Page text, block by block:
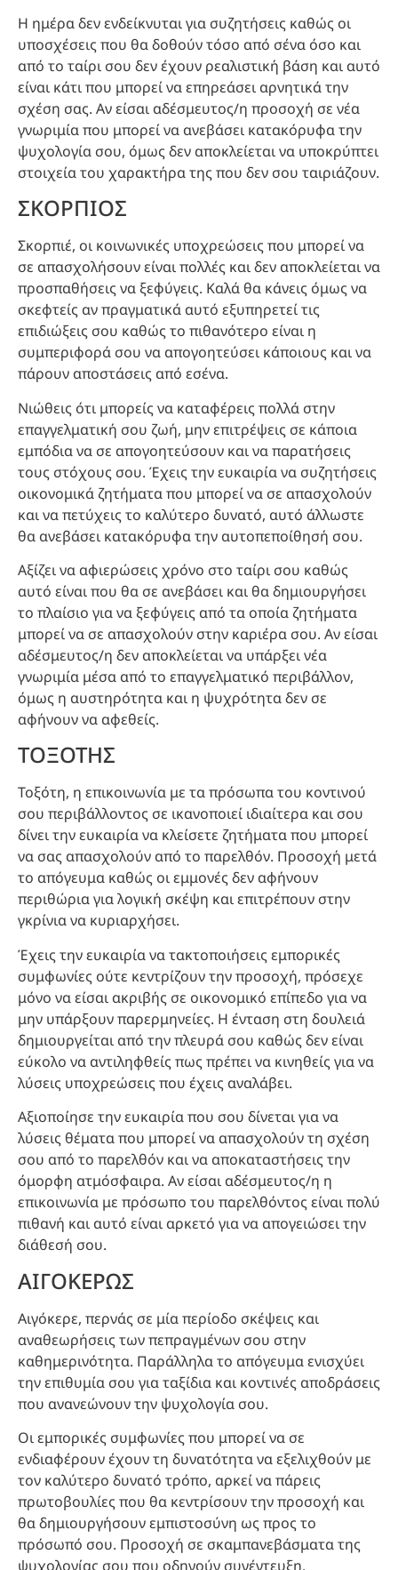
Η ημέρα δεν ενδείκνυται για συζητήσεις καθώς οι
υποσχέσεις που θα δοθούν τόσο από σένα όσο και
από το ταίρι σου δεν έχουν ρεαλιστική βάση και αυτό
είναι κάτι που μπορεί να επηρεάσει αρνητικά την
σχέση σας. Αν είσαι αδέσμευτος/η προσοχή σε νέα
γνωριμία που μπορεί να ανεβάσει κατακόρυφα την
ψυχολογία σου, όμως δεν αποκλείεται να υποκρύπτει
στοιχεία του χαρακτήρα της που δεν σου ταιριάζουν.
ΣΚΟΡΠΙΟΣ
Σκορπιέ, οι κοινωνικές υποχρεώσεις που μπορεί να
σε απασχολήσουν είναι πολλές και δεν αποκλείεται να
προσπαθήσεις να ξεφύγεις. Καλά θα κάνεις όμως να
σκεφτείς αν πραγματικά αυτό εξυπηρετεί τις
επιδιώξεις σου καθώς το πιθανότερο είναι η
συμπεριφορά σου να απογοητεύσει κάποιους και να
πάρουν αποστάσεις από εσένα.
Νιώθεις ότι μπορείς να καταφέρεις πολλά στην
επαγγελματική σου ζωή, μην επιτρέψεις σε κάποια
εμπόδια να σε απογοητεύσουν και να παρατήσεις
τους στόχους σου. Έχεις την ευκαιρία να συζητήσεις
οικονομικά ζητήματα που μπορεί να σε απασχολούν
και να πετύχεις το καλύτερο δυνατό, αυτό άλλωστε
θα ανεβάσει κατακόρυφα την αυτοπεποίθησή σου.
Αξίζει να αφιερώσεις χρόνο στο ταίρι σου καθώς
αυτό είναι που θα σε ανεβάσει και θα δημιουργήσει
το πλαίσιο για να ξεφύγεις από τα οποία ζητήματα
μπορεί να σε απασχολούν στην καριέρα σου. Αν είσαι
αδέσμευτος/η δεν αποκλείεται να υπάρξει νέα
γνωριμία μέσα από το επαγγελματικό περιβάλλον,
όμως η αυστηρότητα και η ψυχρότητα δεν σε
αφήνουν να αφεθείς.
ΤΟΞΟΤΗΣ
Τοξότη, η επικοινωνία με τα πρόσωπα του κοντινού
σου περιβάλλοντος σε ικανοποιεί ιδιαίτερα και σου
δίνει την ευκαιρία να κλείσετε ζητήματα που μπορεί
να σας απασχολούν από το παρελθόν. Προσοχή μετά
το απόγευμα καθώς οι εμμονές δεν αφήνουν
περιθώρια για λογική σκέψη και επιτρέπουν στην
γκρίνια να κυριαρχήσει.
Έχεις την ευκαιρία να τακτοποιήσεις εμπορικές
συμφωνίες ούτε κεντρίζουν την προσοχή, πρόσεχε
μόνο να είσαι ακριβής σε οικονομικό επίπεδο για να
μην υπάρξουν παρερμηνείες. Η ένταση στη δουλειά
δημιουργείται από την πλευρά σου καθώς δεν είναι
εύκολο να αντιληφθείς πως πρέπει να κινηθείς για να
λύσεις υποχρεώσεις που έχεις αναλάβει.
Αξιοποίησε την ευκαιρία που σου δίνεται για να
λύσεις θέματα που μπορεί να απασχολούν τη σχέση
σου από το παρελθόν και να αποκαταστήσεις την
όμορφη ατμόσφαιρα. Αν είσαι αδέσμευτος/η η
επικοινωνία με πρόσωπο του παρελθόντος είναι πολύ
πιθανή και αυτό είναι αρκετό για να απογειώσει την
διάθεσή σου.
ΑΙΓΟΚΕΡΩΣ
Αιγόκερε, περνάς σε μία περίοδο σκέψεις και
αναθεωρήσεις των πεπραγμένων σου στην
καθημερινότητα. Παράλληλα το απόγευμα ενισχύει
την επιθυμία σου για ταξίδια και κοντινές αποδράσεις
που ανανεώνουν την ψυχολογία σου.
Οι εμπορικές συμφωνίες που μπορεί να σε
ενδιαφέρουν έχουν τη δυνατότητα να εξελιχθούν με
τον καλύτερο δυνατό τρόπο, αρκεί να πάρεις
πρωτοβουλίες που θα κεντρίσουν την προσοχή και
θα δημιουργήσουν εμπιστοσύνη ως προς το
πρόσωπό σου. Προσοχή σε σκαμπανεβάσματα της
ψυχολογίας σου που οδηγούν συνέντευξη.